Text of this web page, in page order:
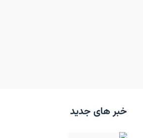
خبر های جدید